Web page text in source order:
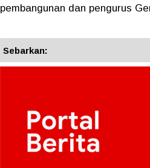
pembangunan dan pengurus
Sebarkan: